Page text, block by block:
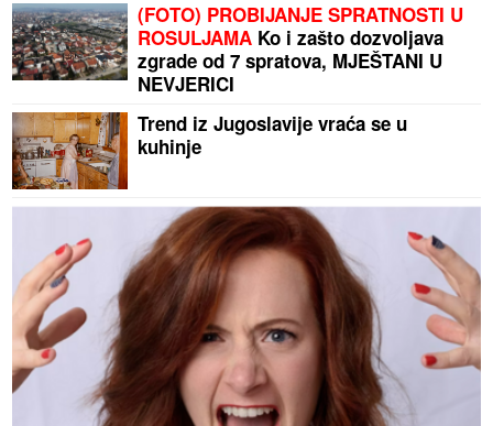
(FOTO) PROBIJANJE SPRATNOSTI U
ROSULJAMA Ko i zašto dozvoljava
zgrade od 7 spratova, MJEŠTANI U
NEVJERICI
Trend iz Jugoslavije vraća se u
kuhinje